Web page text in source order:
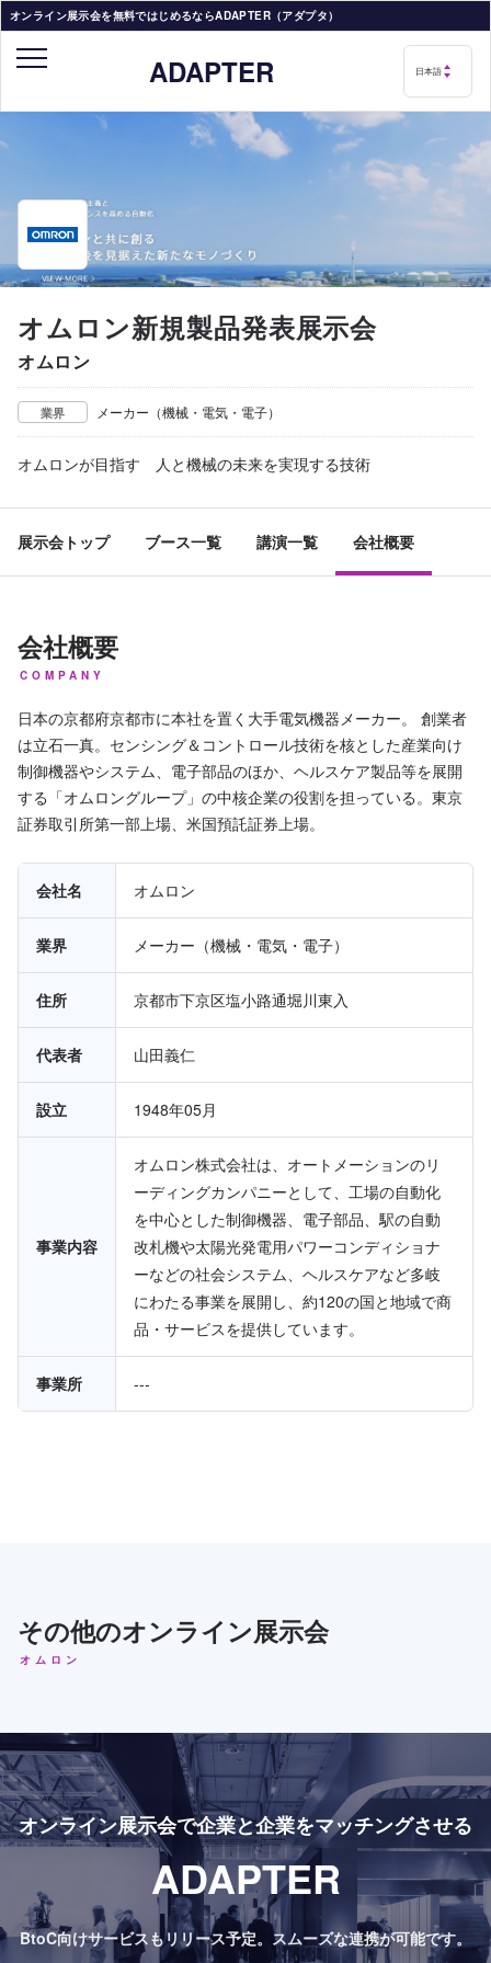
オンライン展示会を無料ではじめるならADAPTER（アダプタ）
ADAPTER
オムロン新規製品発表展示会
オムロン
業界 メーカー（機械・電気・電子）
オムロンが目指す 人と機械の未来を実現する技術
展示会トップ ブース一覧 講演一覧 会社概要
会社概要
COMPANY
日本の京都府京都市に本社を置く大手電気機器メーカー。 創業者
は立石一真。センシング＆コントロール技術を核とした産業向け
制御機器やシステム、電子部品のほか、ヘルスケア製品等を展開
する「オムロングループ」の中核企業の役割を担っている。東京
証券取引所第一部上場、米国預託証券上場。
会社名 オムロン
業界 メーカー（機械・電気・電子）
住所 京都市下京区塩小路通堀川東入
代表者 山田義仁
設立 1948年05月
事業内容
オムロン株式会社は、オートメーションのリ
ーディングカンパニーとして、工場の自動化
を中心とした制御機器、電子部品、駅の自動
改札機や太陽光発電用パワーコンディショナ
ーなどの社会システム、ヘルスケアなど多岐
にわたる事業を展開し、約120の国と地域で商
品・サービスを提供しています。
事業所 ---
その他のオンライン展示会
オムロン
オンライン展示会で企業と企業をマッチングさせる
ADAPTER
BtoC向けサービスもリリース予定。 スムーズな連携が可能です。